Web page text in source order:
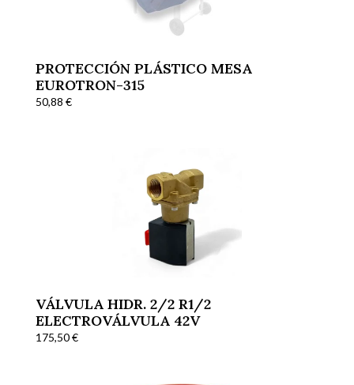
PROTECCIÓN PLÁSTICO MESA
EUROTRON-315
50,88 €
VÁLVULA HIDR. 2/2 R1/2
ELECTROVÁLVULA 42V
175,50€